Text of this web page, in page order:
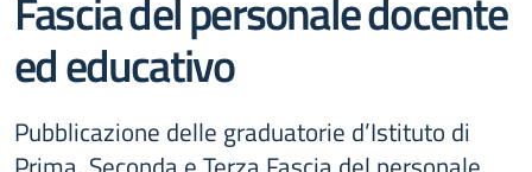
ed educativo
Pubblicazione delle graduatorie d’Istituto di